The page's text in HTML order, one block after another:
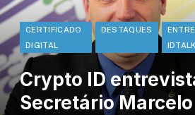
CERTIFICADO
DIGITAL
DESTAQUES
Crypto ID
Secretário